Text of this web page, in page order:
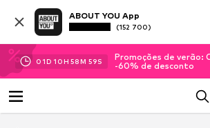
ABOUT YOU App
(152 700)
01D 10H 58M 59S
Promoções de verão:
-60% de desconto